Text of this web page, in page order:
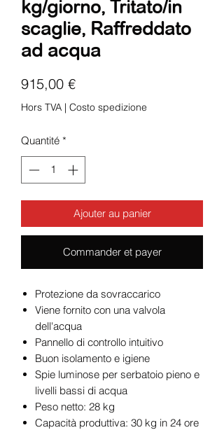
kg/giorno, Tritato/in
scaglie, Raffreddato
ad acqua
915,00 €Prix
Hors TVA | Costo spedizione
Quantité *
Ajouter au panier
Commander et payer
Protezione da sovraccarico
Viene fornito con una valvola
dell'acqua
Pannello di controllo intuitivo
Buon isolamento e igiene
Spie luminose per serbatoio pieno e
livelli bassi di acqua
Peso netto: 28 kg
Capacità produttiva: 30 kg in 24 ore